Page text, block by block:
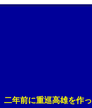
年前に重巡高雄を作っ